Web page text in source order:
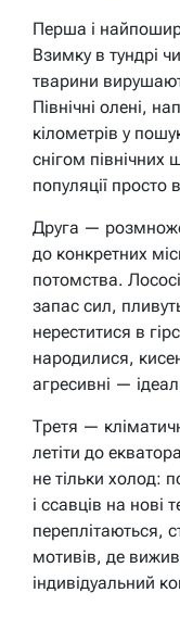
Перша і
Взимку в тундрі
тварини
Північні олені,
кілометрів у
снігом північних
популяції просто
Друга —
до конкретних
потомства.
запас сил,
нереститися в
народилися,
агресивні —
Третя —
летіти до
не тільки холод:
і ссавців на нові
переплітаються,
мотивів, де
індивідуальний